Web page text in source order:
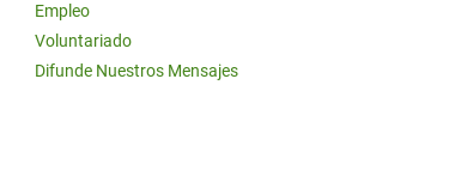
Empleo
Voluntariado
Difunde Nuestros Mensajes